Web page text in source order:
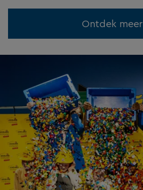
Ontdek meer